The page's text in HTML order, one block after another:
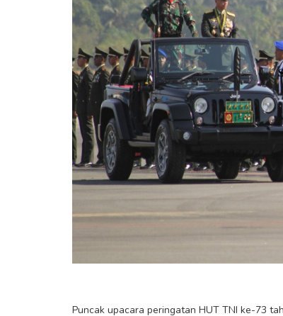
Puncak upacara peringatan HUT TNI ke-73